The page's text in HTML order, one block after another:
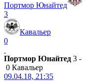
Портмор Юнайтед
3
Кавальер
0
Портмор Юнайтед 3 -
0 Кавальер
09.04.18, 21:35